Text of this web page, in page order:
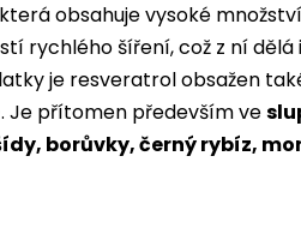
obsahuje vysoké
rychlého šíření, což z ní
je resveratrol obsažen
Je přítomen především ve
borůvky, černý rybíz,